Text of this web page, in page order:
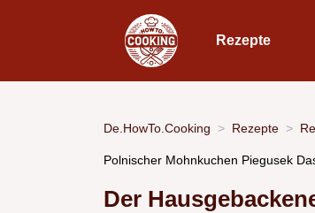
Rezepte
De.HowTo.Cooking Rezepte
Polnischer Mohnkuchen Piegusek
Der